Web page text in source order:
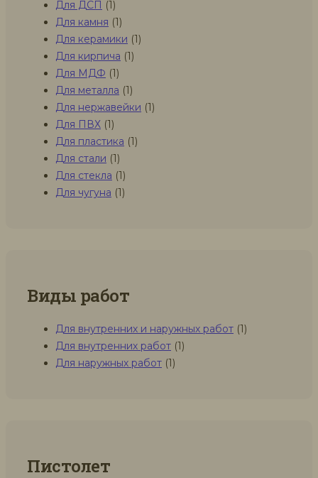
Для ДСП (1)
Для камня (1)
Для керамики (1)
Для кирпича (1)
Для МДФ (1)
Для металла (1)
Для нержавейки (1)
Для ПВХ (1)
Для пластика (1)
Для стали (1)
Для стекла (1)
Для чугуна (1)
Виды работ
Для внутренних и наружных работ (1)
Для внутренних работ (1)
Для наружных работ (1)
Пистолет